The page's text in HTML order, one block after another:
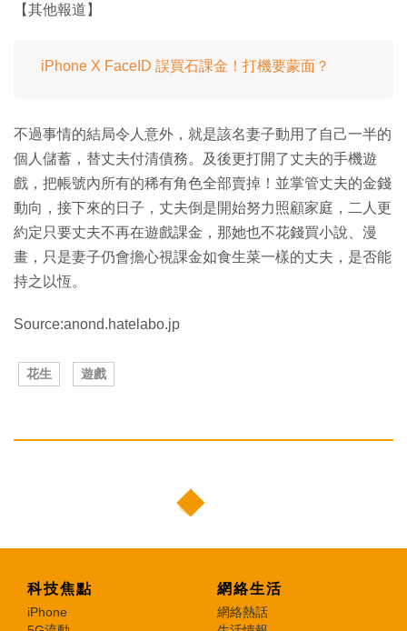
【其他報道】
iPhone X FaceID 誤買石課金！打機要蒙面？
不過事情的結局令人意外，就是該名妻子動用了自己一半的
個人儲蓄，替丈夫付清債務。及後更打開了丈夫的手機遊
戲，把帳號內所有的稀有角色全部賣掉！並掌管丈夫的金錢
動向，接下來的日子，丈夫倒是開始努力照顧家庭，二人更
約定只要丈夫不再在遊戲課金，那她也不花錢買小說、漫
畫，只是妻子仍會擔心視課金如食生菜一樣的丈夫，是否能
持之以恆。
Source:anond.hatelabo.jp
花生 遊戲
科技焦點
iPhone
網絡生活
網絡熱話